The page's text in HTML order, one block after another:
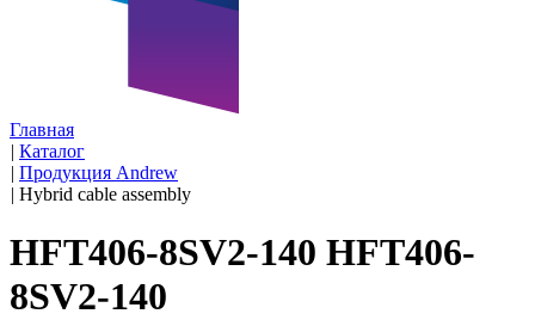
Главная
| Каталог
| Продукция Andrew
| Hybrid cable assembly
HFT406-8SV2-140 HFT406-
8SV2-140